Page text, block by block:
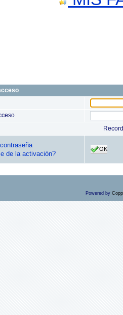
de la activación?
OK
Powered by